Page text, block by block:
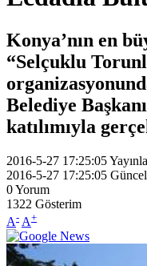
Konya’nın en
“Selçuklu
Belediye
katılımıyla
2016-5-27 17:25:05
2016-5-27 17:25:05
0Yorum
1322 Gösterim
A- A+